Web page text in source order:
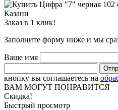
Заказ в 1 клик!
Заполните форму ниже и мы
Ваше имя
кнопку вы соглашаетесь на
ВАМ МОГУТ ПОНРАВИТСЯ
Скидка!
Быстрый просмотр